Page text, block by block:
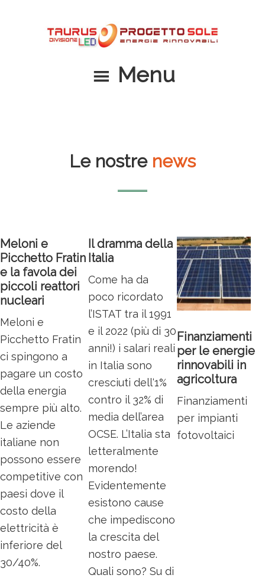
contenuto
Menu
Le nostre news
Meloni e
Picchetto Fratin
e la favola dei
piccoli reattori
nucleari
Meloni e
Picchetto Fratin
ci spingono a
pagare un costo
della energia
sempre più alto.
Le aziende
italiane non
possono essere
competitive con
paesi dove il
costo della
elettricità è
inferiore del
30/40%.
Il dramma della
Italia
Come ha da
poco ricordato
l’ISTAT tra il 1991
e il 2022 (più di 30
anni!) i salari reali
in Italia sono
cresciuti dell‘1%
contro il 32% di
media dell’area
OCSE. L’Italia sta
letteralmente
morendo!
Evidentemente
esistono cause
che impediscono
la crescita del
nostro paese.
Quali sono? Su di
Finanziamenti
per le energie
rinnovabili in
agricoltura
Finanziamenti
per impianti
fotovoltaici